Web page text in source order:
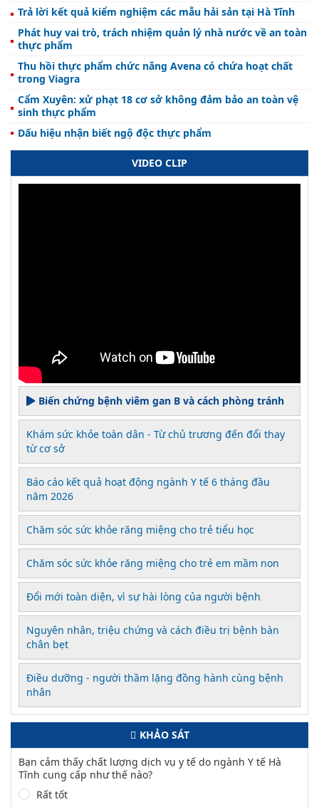
Trả lời kết quả kiểm nghiệm các mẫu hải sản tại Hà Tĩnh
Phát huy vai trò, trách nhiệm quản lý nhà nước về an toàn
thực phẩm
Thu hồi thực phẩm chức năng Avena có chứa hoạt chất
trong Viagra
Cẩm Xuyên: xử phạt 18 cơ sở không đảm bảo an toàn vệ
sinh thực phẩm
Dấu hiệu nhận biết ngộ độc thực phẩm
VIDEO CLIP
Biến chứng bệnh viêm gan B và cách phòng tránh
Khám sức khỏe toàn dân - Từ chủ trương đến đổi thay
từ cơ sở
Báo cáo kết quả hoạt động ngành Y tế 6 tháng đầu
năm 2026
Chăm sóc sức khỏe răng miệng cho trẻ tiểu học
Chăm sóc sức khỏe răng miệng cho trẻ em mầm non
Đổi mới toàn diện, vì sự hài lòng của người bệnh
Nguyên nhân, triệu chứng và cách điều trị bệnh bàn
chân bẹt
Điều dưỡng - người thầm lặng đồng hành cùng bệnh
nhân
KHẢO SÁT
Bạn cảm thấy chất lượng dịch vụ y tế do ngành Y tế Hà
Tĩnh cung cấp như thế nào?
Rất tốt